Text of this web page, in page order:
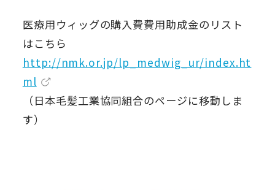
医療用ウィッグの購入費費用助成金のリスト
はこちら
http://nmk.or.jp/lp_medwig_ur/index.ht
ml
（日本毛髪工業協同組合のページに移動しま
す）